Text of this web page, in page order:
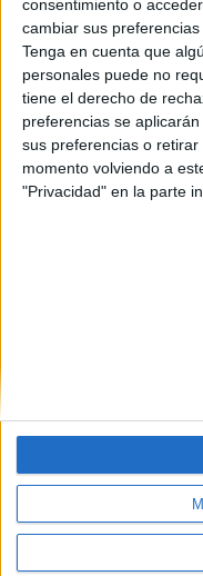
consentimiento o
cambiar sus
Tenga en cuenta que
personales puede no
tiene el derecho de
preferencias se
sus preferencias o
momento volviendo a
"Privacidad" en la parte
Quiénes
Politica de